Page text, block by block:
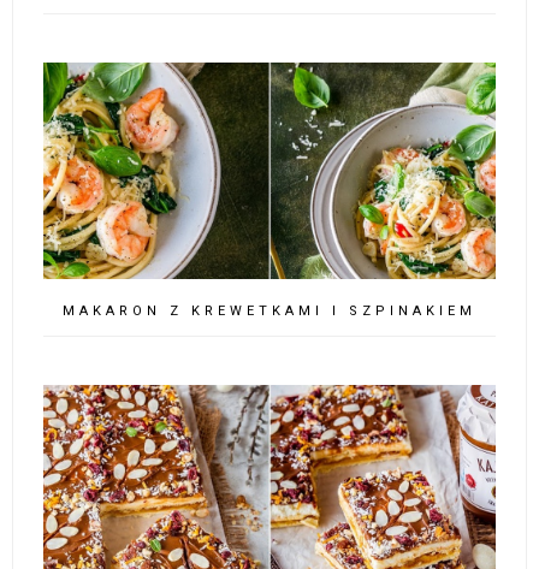
MAKARON Z KREWETKAMI I SZPINAKIEM